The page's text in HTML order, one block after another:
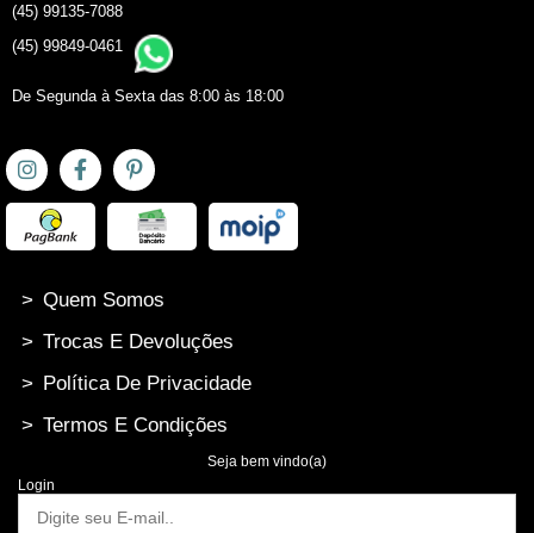
(45) 99135-7088
(45) 99849-0461
De Segunda à Sexta das 8:00 às 18:00
> Quem Somos
> Trocas E Devoluções
> Política De Privacidade
> Termos E Condições
Seja bem vindo(a)
Login